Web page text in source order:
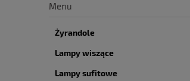
Menu
Żyrandole
Lampy wiszące
Lampy sufitowe